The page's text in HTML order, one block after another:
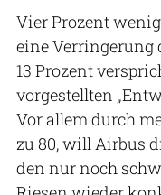
Vier Prozent
eine Verringerung
13 Prozent
vorgestellten
Vor allem durch
zu 80, will Airbus
den nur noch